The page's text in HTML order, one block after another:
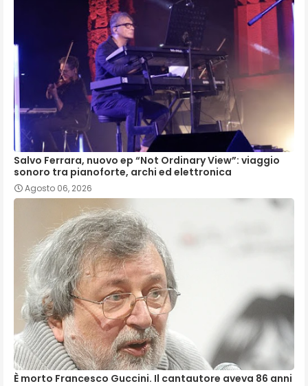
Salvo Ferrara, nuovo ep “Not Ordinary View”: viaggio
sonoro tra pianoforte, archi ed elettronica
Agosto 06, 2026
È morto Francesco Guccini. Il cantautore aveva 86 anni